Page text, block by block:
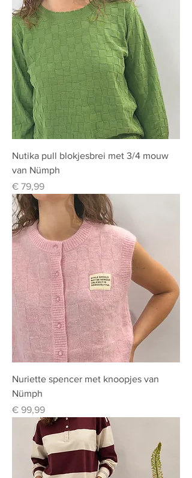
Nutika pull blokjesbrei met 3/4 mouw
van Nümph
Prijs
€ 79,99
Nuriette spencer met knoopjes van
Nümph
Prijs
€ 99,99